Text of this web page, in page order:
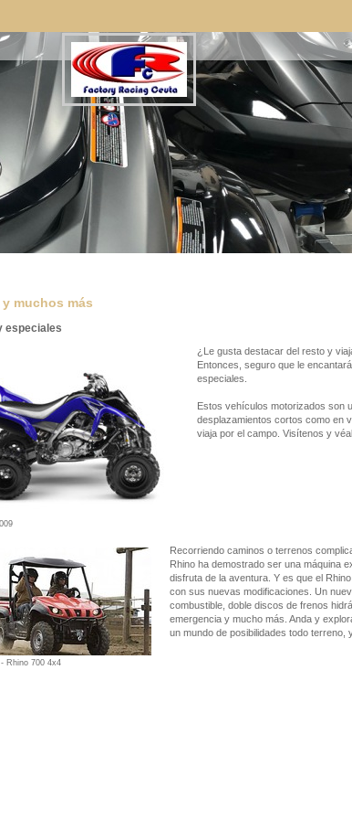
muchos más
especiales
¿Le gusta destacar del resto y
Entonces, seguro que le
especiales.
Estos vehículos motorizados son
desplazamientos cortos como en
viaja por el campo. Visítenos y
Rhino 700 4x4
Recorriendo caminos o terrenos
Rhino ha demostrado ser una máquina
disfruta de la aventura. Y es que el
con sus nuevas modificaciones. Un
combustible, doble discos de frenos
emergencia y mucho más. Anda y
un mundo de posibilidades todo terreno,